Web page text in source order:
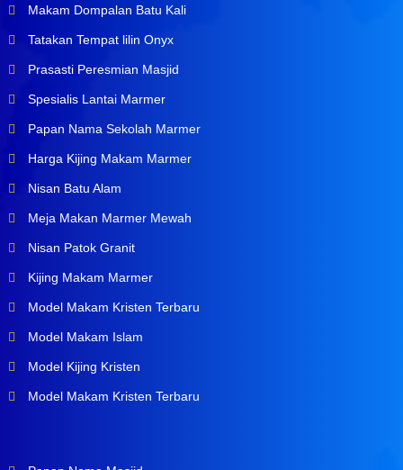
Makam Dompalan Batu Kali
Tatakan Tempat lilin Onyx
Prasasti Peresmian Masjid
Spesialis Lantai Marmer
Papan Nama Sekolah Marmer
Harga Kijing Makam Marmer
Nisan Batu Alam
Meja Makan Marmer Mewah
Nisan Patok Granit
Kijing Makam Marmer
Model Makam Kristen Terbaru
Model Makam Islam
Model Kijing Kristen
Model Makam Kristen Terbaru